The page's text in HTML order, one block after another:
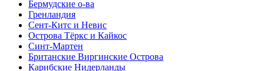
Бермудские о-ва
Гренландия
Сент-Китс и Невис
Острова Тёркс и Кайкос
Синт-Мартен
Британские Виргинские Острова
Карибские Нидерланды